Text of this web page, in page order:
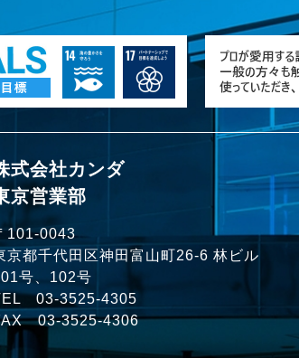
式会社カンダ
京営業部
101-0043
京都千代田区神田富山町26-6 林ビル
号、102号
03-3525-4305
03-3525-4306